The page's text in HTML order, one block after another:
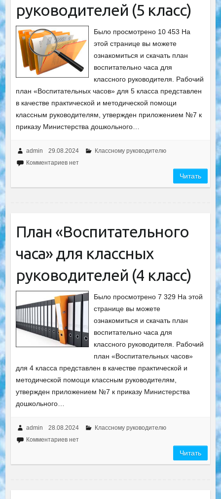
руководителей (5 класс)
Было просмотрено 10 453 На
этой странице вы можете
ознакомиться и скачать план
воспитательно часа для
классного руководителя. Рабочий
план «Воспитательных часов» для 5 класса представлен
в качестве практической и методической помощи
классным руководителям, утвержден приложением №7 к
приказу Министерства дошкольного…
admin 29.08.2024
Классному руководителю
Комментариев нет
Читать
План «Воспитательного
часа» для классных
руководителей (4 класс)
Было просмотрено 7 329 На этой
странице вы можете
ознакомиться и скачать план
воспитательно часа для
классного руководителя. Рабочий
план «Воспитательных часов»
для 4 класса представлен в качестве практической и
методической помощи классным руководителям,
утвержден приложением №7 к приказу Министерства
дошкольного…
admin 28.08.2024
Классному руководителю
Комментариев нет
Читать